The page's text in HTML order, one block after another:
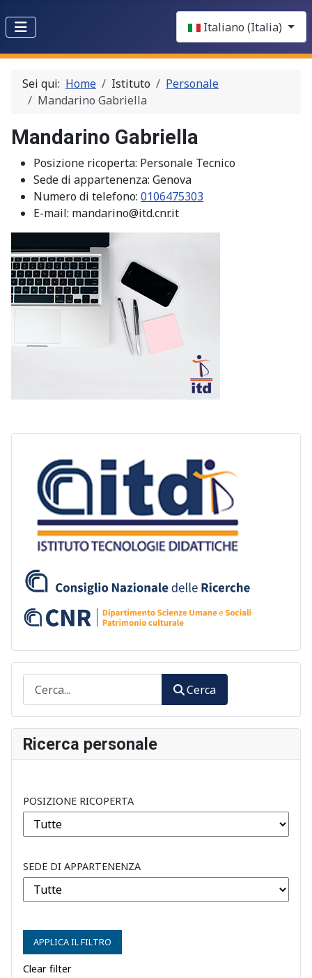
Italiano (Italia)
Cerca
Ricerca personale
POSIZIONE RICOPERTA
SEDE DI APPARTENENZA
APPLICA IL FILTRO
Clear filter
Sei qui: Home Istituto
Personale
Mandarino Gabriella
Mandarino Gabriella
Posizione ricoperta: Personale Tecnico
Sede di appartenenza: Genova
Numero di telefono: 0106475303
E-mail: mandarino@itd.cnr.it